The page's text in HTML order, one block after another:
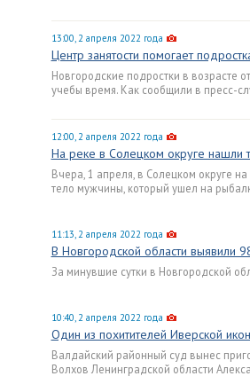
13:00, 2 апреля 2022 года
Центр занятости помогает
Новгородские подростки в возрасте
учебы время. Как сообщили в пресс-
12:00, 2 апреля 2022 года
На реке в Солецком округе нашли
Вчера, 1 апреля, в Солецком округе
тело мужчины, который ушел на
11:13, 2 апреля 2022 года
В Новгородской области выявили
За минувшие сутки в Новгородской
10:40, 2 апреля 2022 года
Один из похитителей Иверской
Валдайский районный суд вынес
Волхов Ленинградской области